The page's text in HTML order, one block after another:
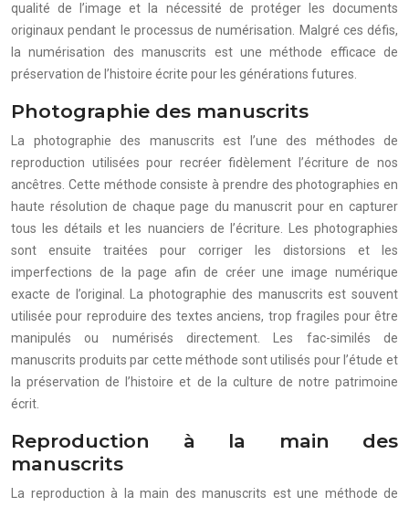
qualité de l’image et la nécessité de protéger les documents
originaux pendant le processus de numérisation. Malgré ces défis,
la numérisation des manuscrits est une méthode efficace de
préservation de l’histoire écrite pour les générations futures.
Photographie des manuscrits
La photographie des manuscrits est l’une des méthodes de
reproduction utilisées pour recréer fidèlement l’écriture de nos
ancêtres. Cette méthode consiste à prendre des photographies en
haute résolution de chaque page du manuscrit pour en capturer
tous les détails et les nuanciers de l’écriture. Les photographies
sont ensuite traitées pour corriger les distorsions et les
imperfections de la page afin de créer une image numérique
exacte de l’original. La photographie des manuscrits est souvent
utilisée pour reproduire des textes anciens, trop fragiles pour être
manipulés ou numérisés directement. Les fac-similés de
manuscrits produits par cette méthode sont utilisés pour l’étude et
la préservation de l’histoire et de la culture de notre patrimoine
écrit.
Reproduction à la main des
manuscrits
La reproduction à la main des manuscrits est une méthode de